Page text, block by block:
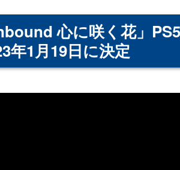
心に咲く花」
年1月19日に決定